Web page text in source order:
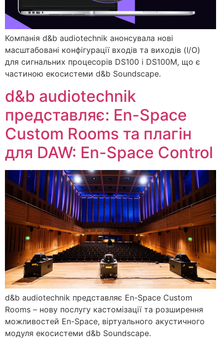
Компанія d&b audiotechnik анонсувала нові
масштабовані конфігурації входів та виходів (I/O)
для сигнальних процесорів DS100 і DS100M, що є
частиною екосистеми d&b Soundscape.
d&b audiotechnik
представляє: En-Space
Custom Rooms та плагін
для DAW: En-Space Control
d&b audiotechnik представляє En-Space Custom
Rooms – нову послугу кастомізації та розширення
можливостей En-Space, віртуального акустичного
модуля екосистеми d&b Soundscape.